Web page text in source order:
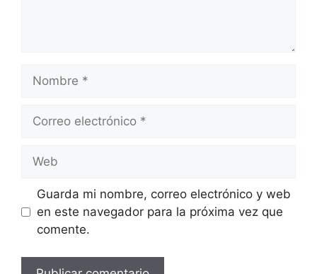
Nombre
Correo
Web
Guarda mi nombre, correo electrónico y web
en este navegador para la próxima vez que
comente.